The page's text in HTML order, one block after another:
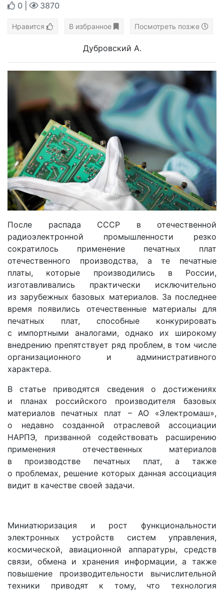
0 3870
Нравится В избранное Посмотреть позже
Дубровский А.
После распада СССР в отечественной
радиоэлектронной промышленности резко
сократилось применение печатных плат
отечественного производства, а те печатные
платы, которые производились в России,
изготавливались практически исключительно
из зарубежных базовых материалов. За последнее
время появились отечественные материалы для
печатных плат, способные конкурировать
с импортными аналогами, однако их широкому
внедрению препятствует ряд проблем, в том числе
организационного и административного
характера.
В статье приводятся сведения о достижениях
и планах российского производителя базовых
материалов печатных плат – АО «Электромаш»,
о недавно созданной отраслевой ассоциации
НАРПЭ, призванной содействовать расширению
применения отечественных материалов
в производстве печатных плат, а также
о проблемах, решение которых данная ассоциация
видит в качестве своей задачи.
Миниатюризация и рост функциональности
электронных устройств систем управления,
космической, авиационной аппаратуры, средств
связи, обмена и хранения информации, а также
повышение производительности вычислительной
техники приводят к тому, что технология